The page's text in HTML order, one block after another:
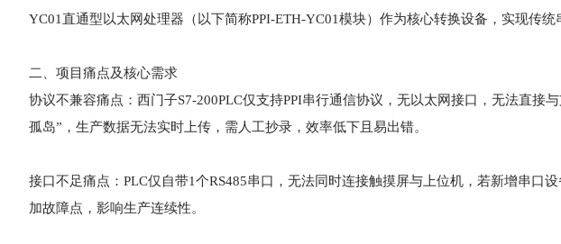
YC01直通型以太网处理器（以下简称PPI-ETH-YC01模块）作为核心转换设备，实现传统
二、项目痛点及核心需求
协议不兼容痛点：西门子S7-200PLC仅支持PPI串行通信协议，无以太网接口，无法直接
孤岛”，生产数据无法实时上传，需人工抄录，效率低下且易出错。
接口不足痛点：PLC仅自带1个RS485串口，无法同时连接触摸屏与上位机，若新增串口
加故障点，影响生产连续性。